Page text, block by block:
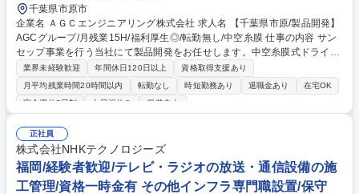
千葉県市原市
企業名 ＡＧＣエンジニアリング株式会社 求人名 【千葉県市原/製品開発】
AGCグループ/月残業15H/福利厚生◎/転勤無し/中空糸膜 仕事の内容 サン
セップ事業を行う当社にて製品開発をお任せします。中空糸膜式ドライヤ
ーの製品開発・設計・改良及び、特性測定、進捗管理がメインミッショ
ン。既存品の改良から新素材への挑戦まで幅広く携わります。 ■中空糸膜
式ドライヤー「サンセップ」の製品開発・設計・改良■開発テーマのスケ
および試験系の設計■新素材を用いた中空糸製造や性能向上に向けた仮説
検証■英語の論文読解や、海外顧客への技術対応 ※入社後はOJTで丁寧に
フォローするため、着実に業務を習得できる環境です。 募集職種 【千葉
県市原/製品開発】AGCグループ/月残業15H/福利厚生◎/転勤無し/中空糸
膜
業界未経験歓迎 年間休日120日以上
資格取得支援あり
月平均残業時間20時間以内
転勤なし 時短勤務あり 退職金あり
在宅OK
完全週休2日制
土日祝休み 服装自由
正社員
株式会社NHKテクノロジーズ
福岡/経験者歓迎/テレビ・ラジオの放送・通信設備の施
工管理/資格一時金有 その他インフラ専門職設置/保守